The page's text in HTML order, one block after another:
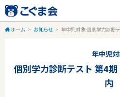
ホーム > お知らせ > 年中児対象 個別学力診断
年中児
個別学力診断テスト 第4
内